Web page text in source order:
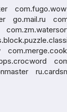
com.fugo.wow
go.mail.ru